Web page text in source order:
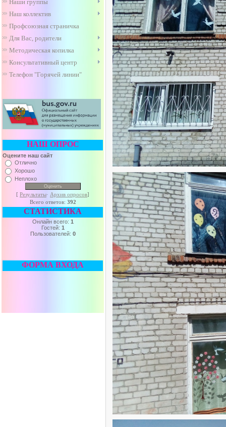
Наши группы
Наш коллектив
Профсоюзная страничка
Для Вас, родители
Методическая копилка
Консультативный центр
Телефон "Горячей линии"
НАШ ОПРОС
Оцените наш сайт
Отлично
Хорошо
Неплохо
[ Результаты· Архив опросов]
Всего ответов: 392
СТАТИСТИКА
Онлайн всего: 1
Гостей: 1
Пользователей: 0
ФОРМА ВХОДА